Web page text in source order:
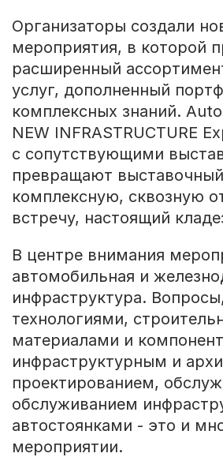
Организаторы создали
мероприятия, в которой
расширенный
услуг, дополненный
комплексных знаний.
NEW INFRASTRUCTURE
с сопутствующими
превращают
комплексную, сквозную
встречу, настоящий
В центре внимания
автомобильная и
инфраструктура.
технологиями,
материалами и
инфраструктурным и
проектированием,
обслуживанием
автостоянками - это и
мероприятии.